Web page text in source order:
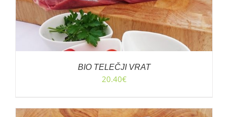
BIO TELEČJI VRAT
20.40€